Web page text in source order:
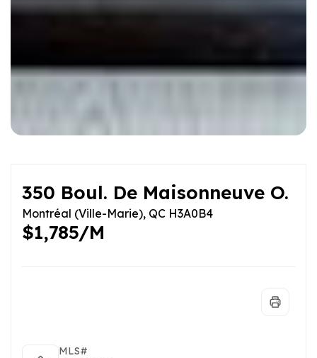
350 Boul. De Maisonneuve O.
Montréal (Ville-Marie), QC H3A0B4
$1,785/M
MLS#